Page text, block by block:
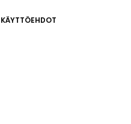
KÄYTTÖEHDOT